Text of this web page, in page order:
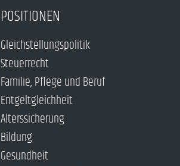
POSITIONEN
Gleichstellungspolitik
Steuerrecht
Familie, Pflege und Beruf
Entgeltgleichheit
Alterssicherung
Bildung
Gesundheit